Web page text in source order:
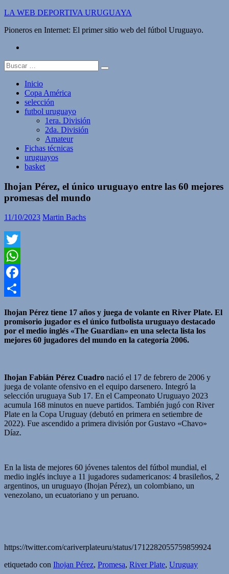
Saltar
contenido
LA WEB DEPORTIVA URUGUAYA
Pioneros en Internet: El primer sitio web del fútbol Uruguayo.
Buscar:
Inicio
Copa América
selección
futbol uruguayo
1era. División
2da. División
Amateur
Fichas técnicas
uruguayos
basket
Ihojan Pérez, el único uruguayo entre las 60 mejores
promesas del mundo
11/10/2023 Martin Bachs
Twitter
WhatsApp
Facebook
Ihojan Pérez tiene 17 años y juega de volante en River Plate. El
promisorio jugador es el único futbolista uruguayo destacado
por el medio inglés «The Guardian» en una selecta lista los
mejores 60 jugadores del mundo en la categoría 2006.
Ihojan Fabián Pérez Cuadro nació el 17 de febrero de 2006 y
juega de volante ofensivo en el equipo darsenero. Integró la
selección uruguaya Sub 17. En el Campeonato Uruguayo 2023
acumula 168 minutos en nueve partidos. También jugó con River
Plate en la Copa Uruguay (debutó en primera en setiembre de
2022). Fue ascendido a primera división por Gustavo «Chavo»
Díaz.
En la lista de mejores 60 jóvenes talentos del fútbol mundial, el
medio inglés incluye a 11 jugadores sudamericanos: 4 brasileños, 2
argentinos, un uruguayo (Ihojan Pérez), un colombiano, un
venezolano, un ecuatoriano y un peruano.
https://twitter.com/cariverplateuru/status/1712282055759859924
etiquetado con Ihojan Pérez, Promesa, River Plate, Uruguay